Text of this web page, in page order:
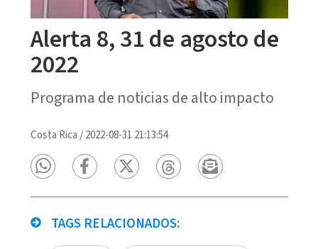
Alerta 8, 31 de agosto de
2022
Programa de noticias de alto impacto
Costa Rica /2022-08-31 21:13:54
TAGS RELACIONADOS: